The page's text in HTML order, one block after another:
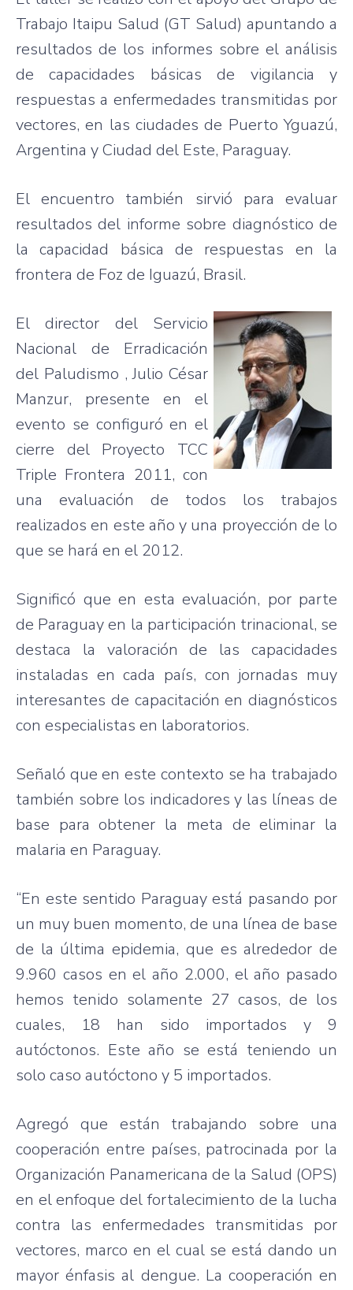
Trabajo Itaipu Salud (GT Salud) apuntando a
resultados de los informes sobre elanálisis
decapacidades básicas de vigilancia y
respuestas a enfermedades transmitidas por
vectores, en las ciudades de PuertoYguazú,
Argentina yCiudad del Este, Paraguay.
Elencuentro también sirvió para evaluar
resultados del informe sobre diagnóstico de
lacapacidad básica de respuestas en la
frontera de Foz de Iguazú, Brasil.
El director del Servicio
Nacional de Erradicación
del Paludismo , Julio César
Manzur, presente en el
evento se configuró en el
cierre del Proyecto
TCC
Triple Frontera 2011, con
una
evaluación de todos los trabajos
realizados en este año y una proyección de lo
que se hará en el 2012.
Significó que en esta evaluación, por parte
de Paraguay en la participación trinacional, se
destaca la valoración de las capacidades
instaladas encada país, con jornadas muy
interesantes de capacitación en diagnósticos
con especialistas en laboratorios.
Señaló que eneste contexto se ha trabajado
también sobre los indicadores y las líneas de
base para obtener la meta deeliminar la
malaria en Paraguay.
“En este sentido Paraguay está pasando por
un muy buen momento, de una línea de base
de la última epidemia, que es alrededor de
9.960 casos en el año 2.000, elaño pasado
hemos tenido solamente 27casos, de los
cuales, 18 han sido importados y 9
autóctonos. Este año se está teniendo un
solo caso autóctono y 5 importados.
Agregó que están trabajando sobre
una
cooperación entre países, patrocinada por la
Organización Panamericana de la Salud (OPS)
en elenfoque delfortalecimiento de la lucha
contra las enfermedades transmitidas por
vectores, marco en el cualseestá dando un
mayorénfasis al dengue. La cooperación en